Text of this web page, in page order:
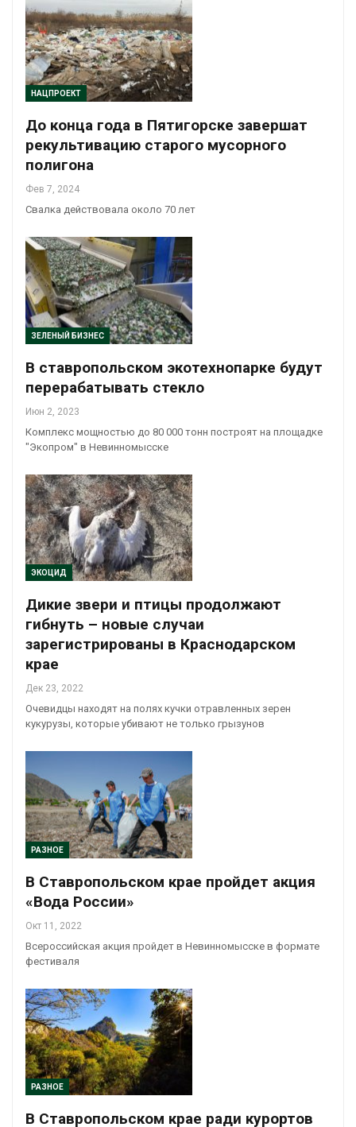
НАЦПРОЕКТ
До конца года в Пятигорске завершат
рекультивацию старого мусорного
полигона
Фев 7, 2024
Свалка действовала около 70 лет
ЗЕЛЕНЫЙ БИЗНЕС
В ставропольском экотехнопарке будут
перерабатывать стекло
Июн 2, 2023
Комплекс мощностью до 80 000 тонн построят на площадке
"Экопром" в Невинномысске
ЭКОЦИД
Дикие звери и птицы продолжают
гибнуть – новые случаи
зарегистрированы в Краснодарском
крае
Дек 23, 2022
Очевидцы находят на полях кучки отравленных зерен
кукурузы, которые убивают не только грызунов
РАЗНОЕ
В Ставропольском крае пройдет акция
«Вода России»
Окт 11, 2022
Всероссийская акция пройдет в Невинномысске в формате
фестиваля
РАЗНОЕ
В Ставропольском крае ради курортов